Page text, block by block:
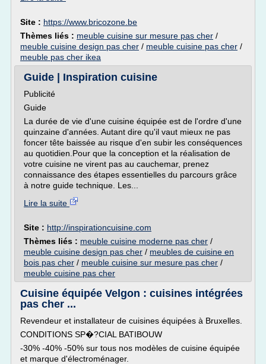
Site : https://www.bricozone.be
Thèmes liés : meuble cuisine sur mesure pas cher /
meuble cuisine design pas cher / meuble cuisine pas cher /
meuble pas cher ikea
Guide | Inspiration cuisine
Publicité
Guide
La durée de vie d'une cuisine équipée est de l'ordre d'une
quinzaine d'années. Autant dire qu'il vaut mieux ne pas
foncer tête baissée au risque d'en subir les conséquences
au quotidien.Pour que la conception et la réalisation de
votre cuisine ne virent pas au cauchemar, prenez
connaissance des étapes essentielles du parcours grâce
à notre guide technique. Les...
Lire la suite
Site : http://inspirationcuisine.com
Thèmes liés : meuble cuisine moderne pas cher /
meuble cuisine design pas cher / meubles de cuisine en
bois pas cher / meuble cuisine sur mesure pas cher /
meuble cuisine pas cher
Cuisine équipée Velgon : cuisines intégrées
pas cher ...
Revendeur et installateur de cuisines équipées à Bruxelles.
CONDITIONS SP�?CIAL BATIBOUW
-30% -40% -50% sur tous nos modèles de cuisine équipée
et marque d'électroménager.